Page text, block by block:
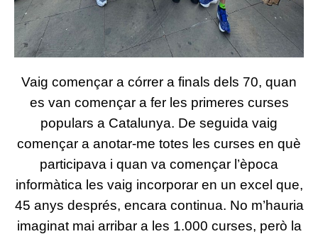
Vaig començar a córrer a finals dels 70, quan
es van començar a fer les primeres curses
populars a Catalunya. De seguida vaig
començar a anotar-me totes les curses en què
participava i quan va començar l’època
informàtica les vaig incorporar en un excel que,
45 anys després, encara continua. No m’hauria
imaginat mai arribar a les 1.000 curses, però la